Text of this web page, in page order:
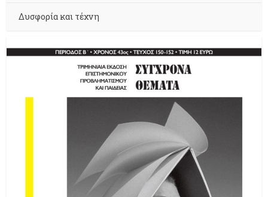
Δυσφορία και τέχνη